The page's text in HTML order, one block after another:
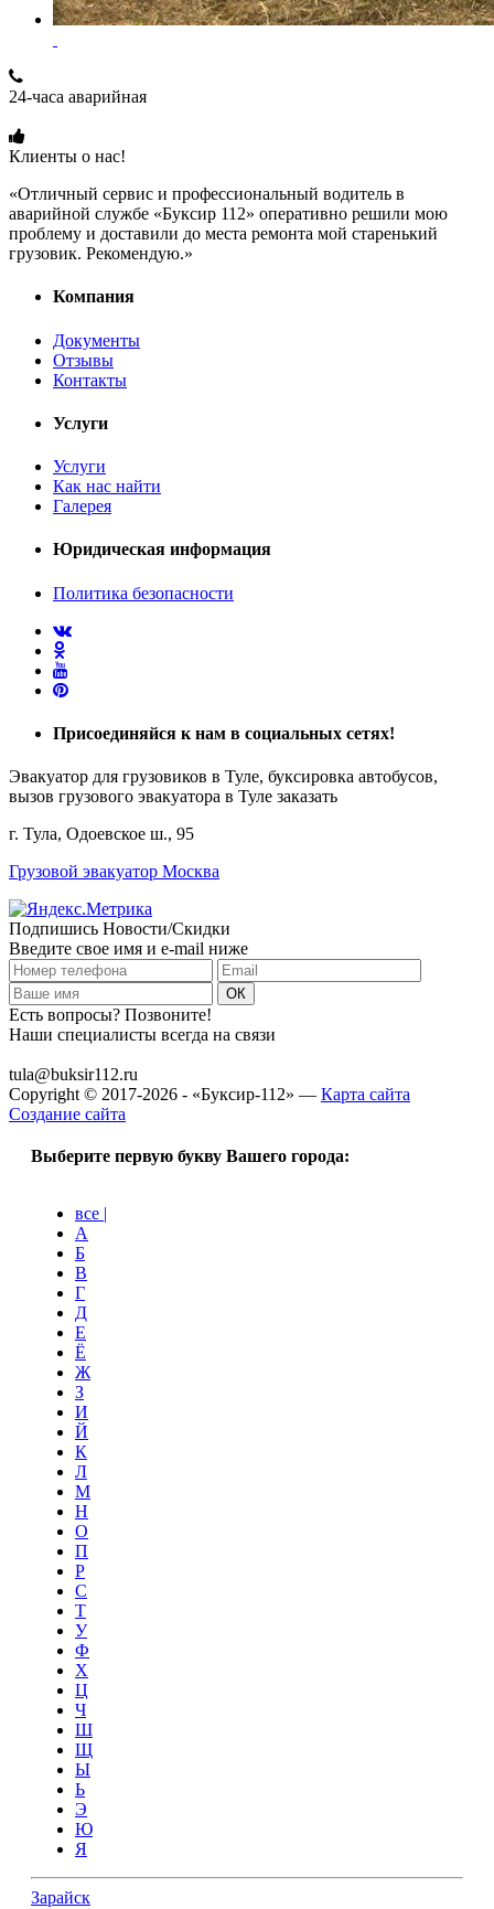
24-часа аварийная
Клиенты о нас!
«Отличный сервис и профессиональный водитель в
аварийной службе «Буксир 112» оперативно решили мою
проблему и доставили до места ремонта мой старенький
грузовик. Рекомендую.»
Компания
Документы
Отзывы
Контакты
Услуги
Услуги
Как нас найти
Галерея
Юридическая информация
Политика безопасности
Присоединяйся к нам в социальных сетях!
Эвакуатор для грузовиков в Туле, буксировка автобусов,
вызов грузового эвакуатора в Туле заказать
г. Тула, Одоевское ш., 95
Грузовой эвакуатор Москва
Подпишись Новости/Скидки
Введите свое имя и e-mail ниже
Есть вопросы? Позвоните!
Наши специалисты всегда на связи
tula@buksir112.ru
Copyright © 2017-2026 - «Буксир-112» — Карта сайта
Создание сайта
Выберите первую букву Вашего города:
все |
А
Б
В
Г
Д
Е
Ё
Ж
З
И
Й
К
Л
М
Н
О
П
Р
С
Т
У
Ф
Х
Ц
Ч
Ш
Щ
Ы
Ь
Э
Ю
Я
Зарайск